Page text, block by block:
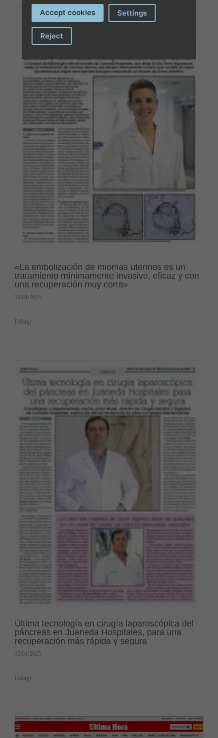
«La embolización de miomas uterinos es un
tratamiento mínimamente invasivo, eficaz y con
una recuperación muy corta»
15/01/2025
Enlarge
Última tecnología en cirugía laparoscópica del
páncreas en Juaneda Hospitales, para una
recuperación más rápida y segura
15/01/2025
Enlarge
Accept cookies Settings
Reject